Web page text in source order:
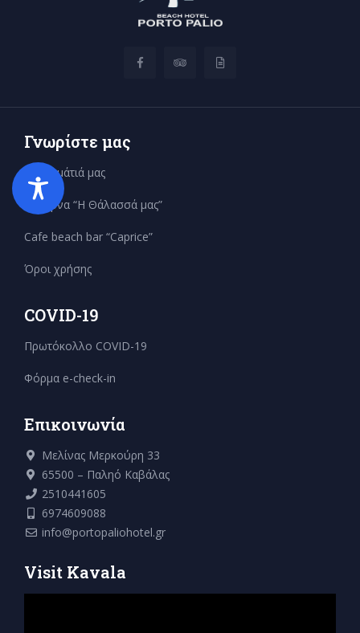
Γνωρίστε μας
Τα δωμάτιά μας
Ταβέρνα “Η Θάλασσά μας”
Cafe beach bar “Caprice”
Όροι χρήσης
COVID-19
Πρωτόκολλο COVID-19
Φόρμα e-check-in
Επικοινωνία
Μελίνας Μερκούρη 33
65500 – Παληό Καβάλας
2510441605
6974609088
info@portopaliohotel.gr
Visit Kavala
Search